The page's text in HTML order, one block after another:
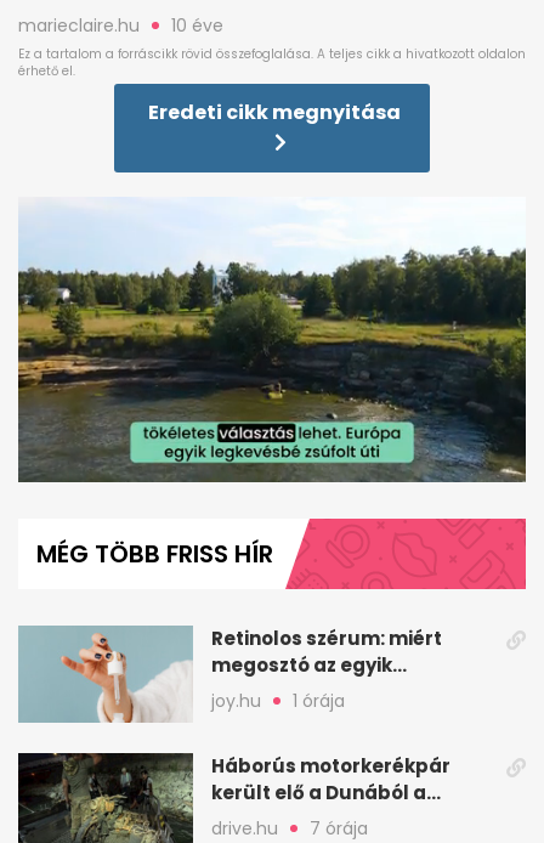
marieclaire.hu 10 éve
Eredeti cikk megnyitása
minute,
35MÉG TÖBB FRISS HÍR
Retinolos szérum: miért
megosztó az egyik
leghatásosabb
öregedésgátló?
joy.hu 1 órája
Háborús motorkerékpár
került elő a Dunából a
Batthyány térnél
drive.hu 7 órája